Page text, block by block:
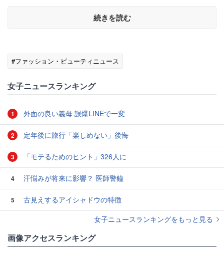
続きを読む
#ファッション・ビューティニュース
女子ニュースランキング
1 外面の良い義母 誤爆LINEで一変
2 定年後に旅行「楽しめない」後悔
3 「モテるためのヒント」326人に
4 汗悩みが将来に影響？ 医師警鐘
5
古見えするアイシャドウの特徴
女子ニュースランキングをもっと見る
画像アクセスランキング